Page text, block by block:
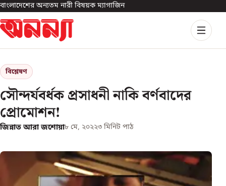
বাংলাদেশের অন্যতম নারী বিষয়ক ম্যাগাজিন
বিশ্লেষণ
সৌন্দর্যবর্ধক প্রসাধনী নাকি বর্ণবাদের
প্রোমোশন!
জিন্নাত আরা জশোয়া৮ মে, ২০২২৩ মিনিট পাঠ